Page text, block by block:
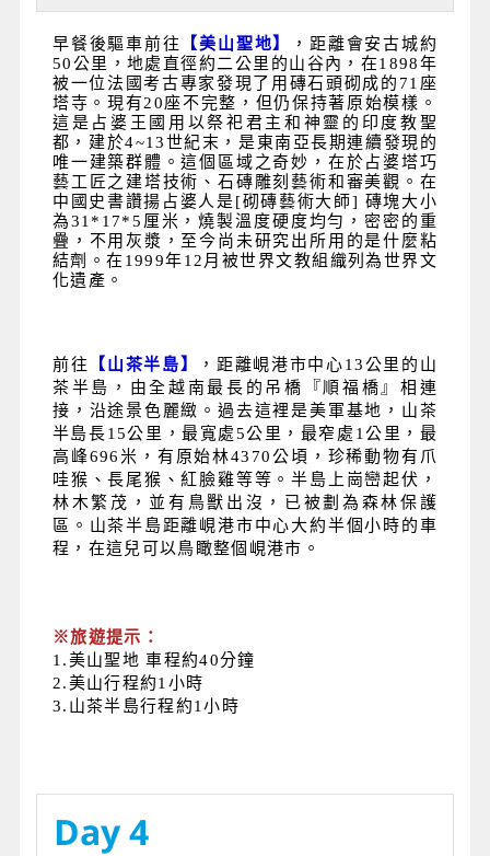
早餐後驅車前往 【美山聖地】
，距離會安古城約
50公里，地處直徑約二公里的山谷內，在1898年
被一位法國考古專家發現了用磚石頭砌成的71座
塔寺。現有20座不完整，但仍保持著原始模樣。
這是占婆王國用以祭祀君主和神靈的印度教聖
都，建於4~13世紀末，是東南亞長期連續發現的
唯一建築群體。這個區域之奇妙，在於占婆塔巧
藝工匠之建塔技術、石磚雕刻藝術和審美觀。在
中國史書讚揚占婆人是[砌磚藝術大師] 磚塊大小
為31*17*5厘米，燒製溫度硬度均勻，密密的重
疊，不用灰漿，至今尚未研究出所用的是什麼粘
結劑。在1999年12月被世界文教組織列為世界文
化遺產。
前往 【山茶半島】
，距離峴港市中心13公里的山
茶半島，由全越南最長的吊橋『順福橋』相連
接，沿途景色麗緻。過去這裡是美軍基地，山茶
半島長15公里，最寬處5公里，最窄處1公里，最
高峰696米，有原始林4370公頃，珍稀動物有爪
哇猴、長尾猴、紅臉雞等等。半島上崗巒起伏，
林木繁茂，並有鳥獸出沒，已被劃為森林保護
區。山茶半島距離峴港市中心大約半個小時的車
程，在這兒可以鳥瞰整個峴港市。
※旅遊提示：
1.美山聖地 車程約40分鐘
2.美山行程約1小時
3. 山茶半島行程約1小時
Day 4